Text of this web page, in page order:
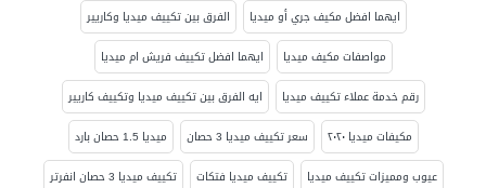
ايهما افضل مكيف جري أو ميديا
الفرق بين تكييف ميديا وكاريير
مواصفات مكيف ميديا
ايهما افضل تكييف فريش ام ميديا
رقم خدمة عملاء تكييف ميديا
ايه الفرق بين تكييف ميديا وتكييف كاريير
مكيفات ميديا ٢٠٢٠
سعر تكييف ميديا 3 حصان
ميديا 1.5 حصان بارد
عيوب ومميزات تكييف ميديا
تكييف ميديا فتكات
تكييف ميديا 3 حصان انفرتر